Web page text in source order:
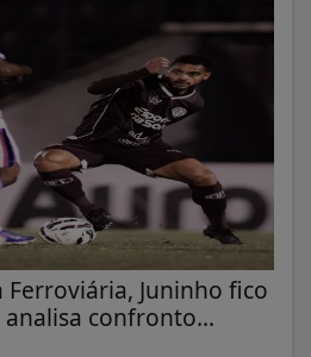
Juninho fico
confronto...